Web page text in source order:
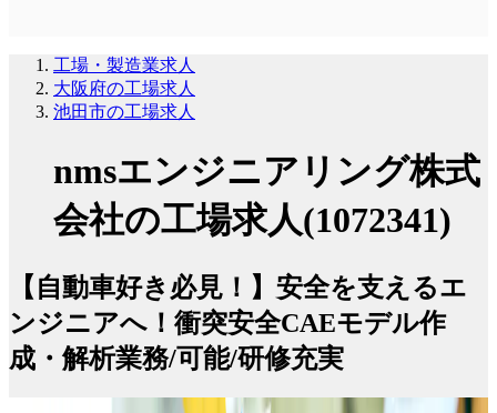
工場・製造業求人
大阪府の工場求人
池田市の工場求人
nmsエンジニアリング株式
会社の工場求人(1072341)
【自動車好き必見！】安全を支えるエ
ンジニアへ！衝突安全CAEモデル作
成・解析業務/可能/研修充実